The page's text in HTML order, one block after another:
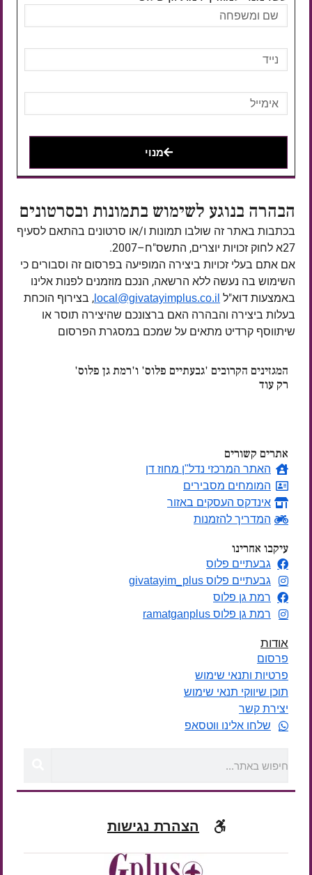
מנוי
הבהרה בנוגע לשימוש בתמונות ובסרטונים
בכתבות באתר זה שולבו תמונות ו/או סרטונים בהתאם לסעיף
27א לחוק זכויות יוצרים, התשס"ח–2007.
אם אתם בעלי זכויות ביצירה המופיעה בפרסום זה וסבורים כי
השימוש בה נעשה ללא הרשאה, הנכם מוזמנים לפנות אלינו
באמצעות דוא"ל local@givatayimplus.co.il , בצירוף הוכחת
בעלות ביצירה והבהרה האם ברצונכם שהיצירה תוסר או
שיתווסף קרדיט מתאים על שמכם במסגרת הפרסום
המגזינים הקרובים 'גבעתיים פלוס' ו'רמת גן פלוס'
רק עוד
אתרים קשורים
האתר המרכזי נדל"ן מחוז דן
המומחים מסבירים
אינדקס העסקים באזור
המדריך להזמנות
עיקבו אחרינו
גבעתיים פלוס
גבעתיים פלוס givatayim_plus
רמת גן פלוס
רמת גן פלוס ramatganplus
אודות
פרסום
פרטיות ותנאי שימוש
תוכן שיווקי תנאי שימוש
יצירת קשר
שלחו אלינו ווטסאפ
הצהרת נגישות